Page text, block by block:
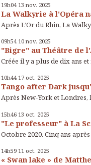
19h04 13 nov. 2025
La Walkyrie à l'Opéra
Après L’Or du Rhin, La
09h54 10 nov. 2025
"Bigre" au Théâtre de
Créée il y a plus de dix ans
10h44 17 oct. 2025
Tango after Dark
Après New-York et Londres,
15h46 13 oct. 2025
"Le professeur" à La
Octobre 2020. Cinq ans après
14h59 11 oct. 2025
« Swan lake » de